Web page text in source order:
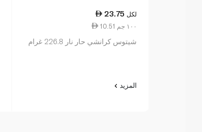
23.75 لكل
10.51 ١٠٠ جم
شيتوس كرانشي حار نار 226.8 غرام
المزيد